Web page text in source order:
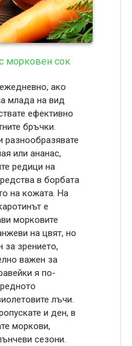
морковен сок
ако
млада на вид
ефективно
бръчки.
разнообразявате
или ананас,
редици на
в борбата
на кожата. На
е
морковите
на цвят, но
за зрението,
важен за
я по-
лъчи.
и ден, в
моркови,
сезони.